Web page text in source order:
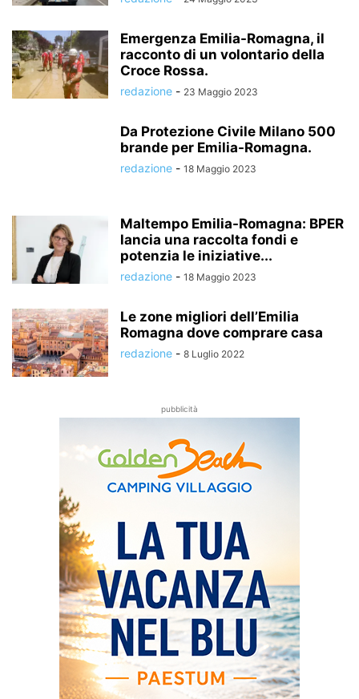
Emergenza Emilia-Romagna, il
racconto di un volontario della
Croce Rossa.
redazione - 23 Maggio 2023
Da Protezione Civile Milano 500
brande per Emilia-Romagna.
redazione - 18 Maggio 2023
Maltempo Emilia-Romagna: BPER
lancia una raccolta fondi e
potenzia le iniziative...
redazione - 18 Maggio 2023
Le zone migliori dell’Emilia
Romagna dove comprare casa
redazione - 8 Luglio 2022
pubblicità